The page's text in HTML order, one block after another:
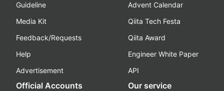
Guideline
Media Kit
Feedback/Requests
Help
Advertisement
Advent Calendar
Qiita Tech Festa
Qiita Award
Engineer White Paper
API
Official Accounts Our service